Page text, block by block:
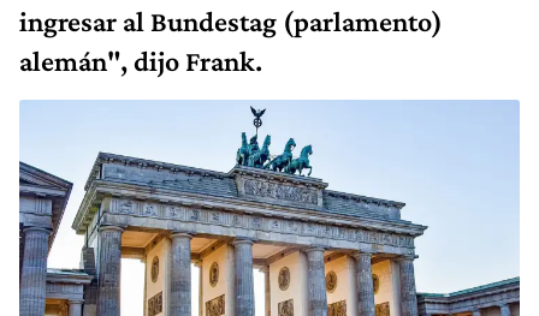
ingresar al Bundestag (parlamento)
alemán", dijo Frank.